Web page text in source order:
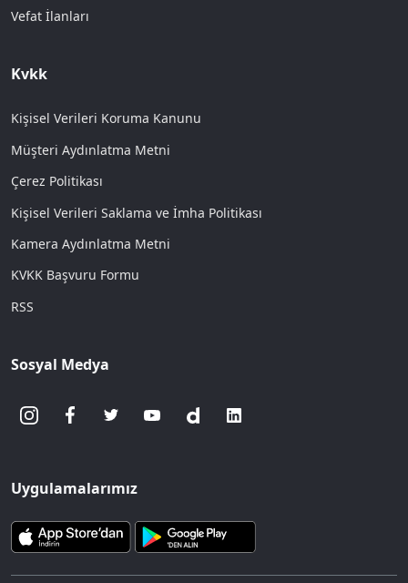
Vefat İlanları
Kvkk
Kişisel Verileri Koruma Kanunu
Müşteri Aydınlatma Metni
Çerez Politikası
Kişisel Verileri Saklama ve İmha Politikası
Kamera Aydınlatma Metni
KVKK Başvuru Formu
RSS
Sosyal Medya
Uygulamalarımız